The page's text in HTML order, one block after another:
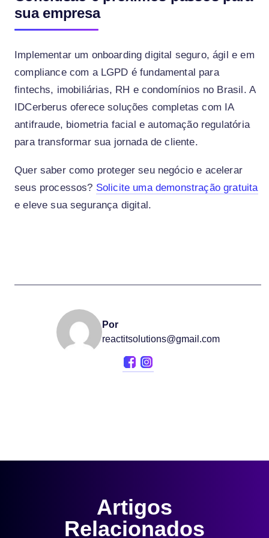
sua empresa
Implementar um onboarding digital seguro, ágil e em
compliance com a LGPD é fundamental para
fintechs, imobiliárias, RH e condomínios no Brasil. A
IDCerberus oferece soluções completas com IA
antifraude, biometria facial e automação regulatória
para transformar sua jornada de cliente.
Quer saber como proteger seu negócio e acelerar
seus processos? Solicite uma demonstração gratuita
e eleve sua segurança digital.
Por
reactitsolutions@gmail.com
Artigos
Relacionados